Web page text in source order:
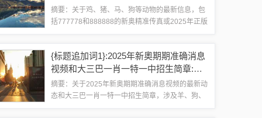
全图片:贴切释义、专家解读解释与落实​,
规避有名无实噱头
摘要：关于鸡、猪、马、狗等动物的最新信息，包
括777778和888888的新奥精准传真或2025年正版
免虚假宣传。...
{标题追加词1}:2025年新奧期期准确消息
视频和大三巴一肖一特一中招生简章:
羊、狗、马、兔和拒绝虚假的伪装,多维
释义、解释与落实
摘要：关于2025年新奥期期准确消息视频的最新动
态和大三巴一肖一特一中招生简章，涉及羊、狗、